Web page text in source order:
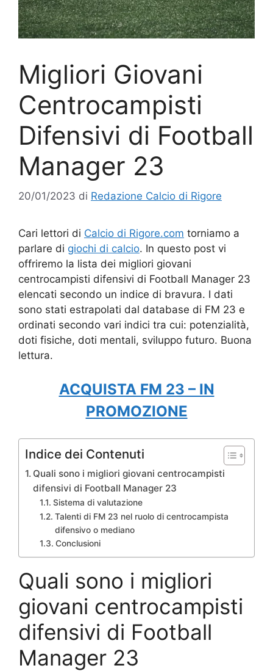
Migliori Giovani
Centrocampisti
Difensivi di Football
Manager 23
20/01/2023 di Redazione Calcio di Rigore
Cari lettori di Calcio di Rigore.com torniamo a
parlare di giochi di calcio. In questo post vi
offriremo la lista dei migliori giovani
centrocampisti difensivi di Football Manager 23
elencati secondo un indice di bravura. I dati
sono stati estrapolati dal database di FM 23 e
ordinati secondo vari indici tra cui: potenzialità,
doti fisiche, doti mentali, sviluppo futuro. Buona
lettura.
ACQUISTA FM 23 – IN
PROMOZIONE
Indice dei Contenuti
Quali sono i migliori giovani centrocampisti
difensivi di Football Manager 23
Sistema di valutazione
Talenti di FM 23 nel ruolo di centrocampista
difensivo o mediano
Conclusioni
Quali sono i migliori
giovani centrocampisti
difensivi di Football
Manager 23